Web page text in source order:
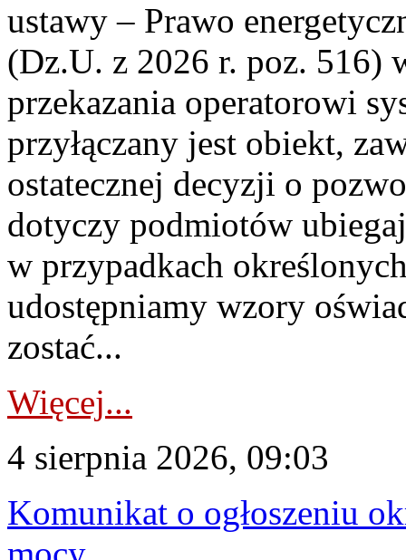
ustawy – Prawo
(Dz.U. z 2026 r. poz. 516)
przekazania operatorowi
przyłączany jest obiekt,
ostatecznej decyzji o
dotyczy podmiotów
w przypadkach
udostępniamy wzory
zostać...
Więcej...
4 sierpnia 2026, 09:03
Komunikat o ogłoszeniu